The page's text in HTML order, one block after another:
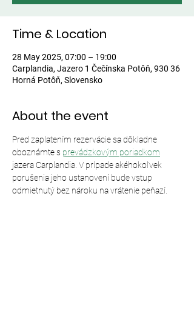
Time & Location
28 May 2025, 07:00 – 19:00
Carplandia, Jazero 1 Čečínska Potôň, 930 36
Horná Potôň, Slovensko
About the event
Pred zaplatením rezervácie sa dôkladne
oboznámte s prevádzkovým poriadkom
jazera Carplandia. V prípade akéhokoľvek
porušenia jeho ustanovení bude vstup
odmietnutý bez nároku na vrátenie peňazí.